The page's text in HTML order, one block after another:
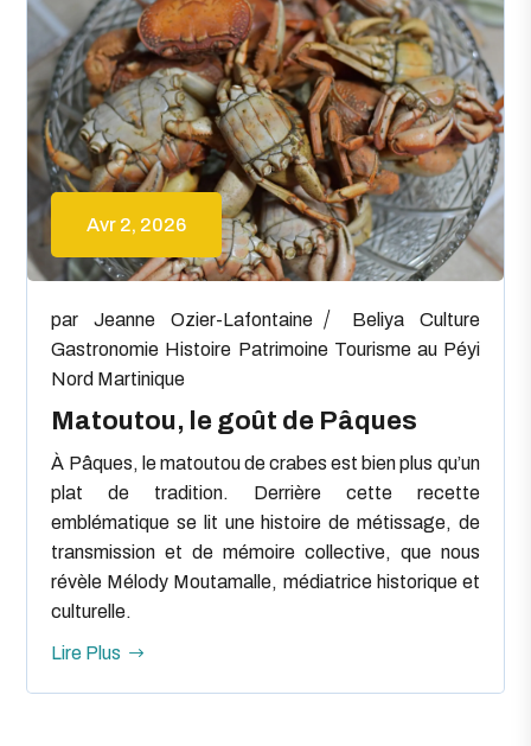
Avr 2, 2026
Matoutou, le goût de Pâques
parJeanne Ozier-Lafontaine Beliya
Culture
Gastronomie Histoire Patrimoine Tourisme au Péyi
Nord Martinique
À Pâques, le matoutou de crabes est bien plus qu’un
plat de tradition. Derrière cette recette
emblématique se lit une histoire de métissage, de
transmission et de mémoire collective, que nous
révèle Mélody Moutamalle, médiatrice historique et
culturelle.
Lire Plus